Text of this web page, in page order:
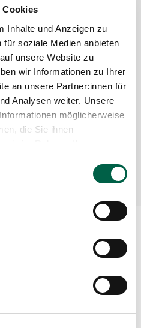
Cookies
Inhalte und Anzeigen zu
soziale Medien anbieten
unsere Website zu
wir Informationen zu Ihrer
an unsere Partner:innen für
Analysen weiter. Unsere
möglicherweise
die Sie ihnen
sie im Rahmen Ihrer
–
die Termine
fachärztliche
direkt in der
im Kinderspital Zürich
Fachärzten, mit denen